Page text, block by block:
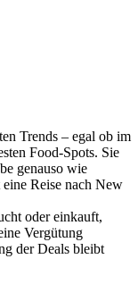
Trends – egal ob im
Food-Spots. Sie
genauso wie
Reise nach New
oder einkauft,
Vergütung
der Deals bleibt